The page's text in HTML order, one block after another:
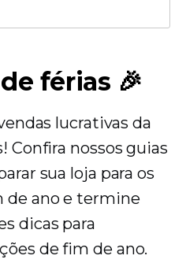
férias 🎉
lucrativas da
Confira nossos guias
sua loja para os
de ano e termine
dicas para
de fim de ano.